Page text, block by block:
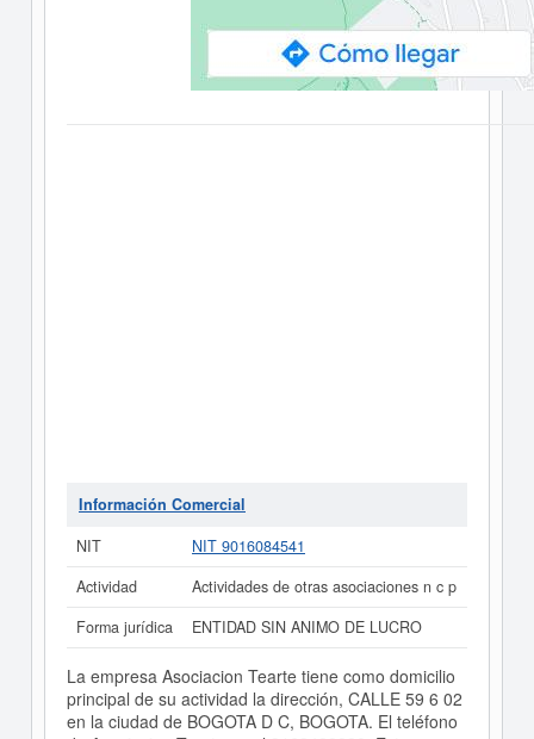
Información Comercial
NIT
NIT 9016084541
Actividad
Actividades de otras asociaciones n c p
Forma jurídica
ENTIDAD SIN ANIMO DE LUCRO
La empresa Asociacion Tearte tiene como domicilio
principal de su actividad la dirección, CALLE 59 6 02
en la ciudad de BOGOTA D C, BOGOTA. El teléfono